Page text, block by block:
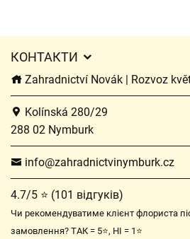
КОНТАКТИ
Zahradnictví Novák | Rozvoz
Kolínská 280/29
288 02 Nymburk
info@zahradnictvinymburk.cz
4.7/5 ⭐ (101 відгуків)
Чи рекомендуватиме клієнт флориста
замовлення? ТАК = 5⭐, НІ = 1⭐